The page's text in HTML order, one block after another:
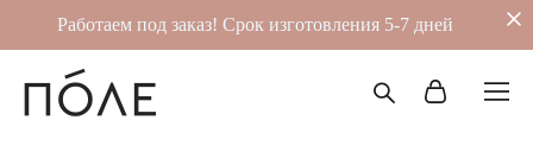
Работаем под заказ! Срок изготовления 5-7 дней